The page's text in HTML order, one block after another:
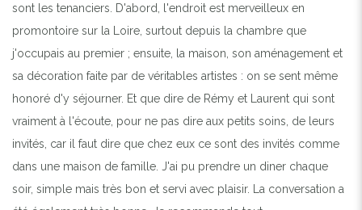
sont les tenanciers. D'abord, l'endroit est merveilleux en
promontoire sur la Loire, surtout depuis la chambre que
j'occupais au premier ; ensuite, la maison, son aménagement et
sa décoration faite par de véritables artistes : on se sent même
honoré d'y séjourner. Et que dire de Rémy et Laurent qui sont
vraiment à l'écoute, pour ne pas dire aux petits soins, de leurs
invités, car il faut dire que chez eux ce sont des invités comme
dans une maison de famille. J'ai pu prendre un diner chaque
soir, simple mais très bon et servi avec plaisir. La conversation a